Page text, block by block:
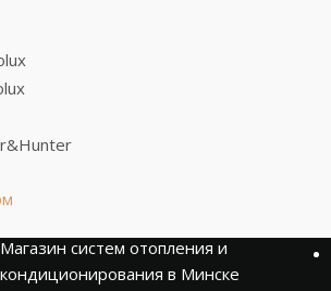
Магазин систем отопления и
кондиционирования в Минске